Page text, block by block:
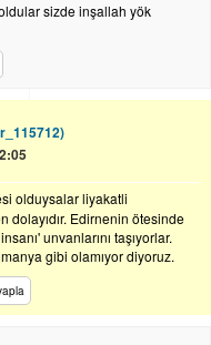
sizde inşallah yök
olduysalar liyakatli
dolayıdır. Edirnenin ötesinde
unvanlarını taşıyorlar.
gibi olamıyor diyoruz.